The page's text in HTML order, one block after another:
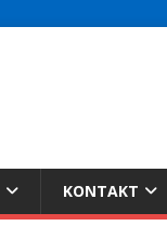
KONTAKT